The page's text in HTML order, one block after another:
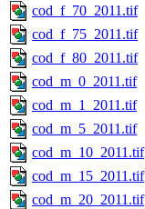
cod_f_70_2011.tif
cod_f_75_2011.tif
cod_f_80_2011.tif
cod_m_0_2011.tif
cod_m_1_2011.tif
cod_m_5_2011.tif
cod_m_10_2011.tif
cod_m_15_2011.tif
cod_m_20_2011.tif